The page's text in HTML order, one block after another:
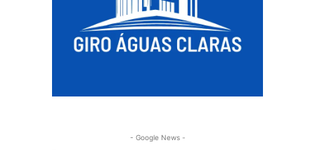
- Google News -